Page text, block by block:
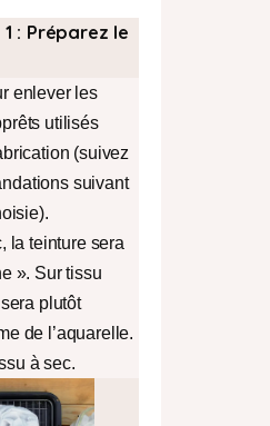
: Préparez le
enlever les
utilisés
(suivez
suivant
la teinture sera
». Sur tissu
plutôt
de l’aquarelle.
à sec.